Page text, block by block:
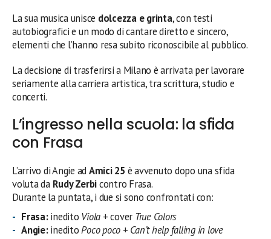
La sua musica unisce dolcezza e grinta, con testi
autobiografici e un modo di cantare diretto e sincero,
elementi che l’hanno resa subito riconoscibile al pubblico.
La decisione di trasferirsi a Milano è arrivata per lavorare
seriamente alla carriera artistica, tra scrittura, studio e
concerti.
L’ingresso nella scuola: la sfida
con Frasa
L’arrivo di Angie adAmici 25 è avvenuto dopo una sfida
voluta da Rudy Zerbicontro Frasa.
Durante la puntata, i due si sono confrontati con:
Frasa:inedito Viola + cover True Colors
Angie:ineditoPoco poco + Can’t help falling in love